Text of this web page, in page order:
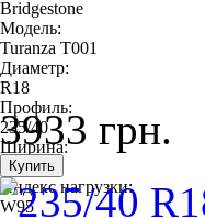
Bridgestone
Модель:
Turanza T001
Диаметр:
R18
Профиль:
235/40
Ширина:
235
Индекс нагрузки:
W95
3933 грн.